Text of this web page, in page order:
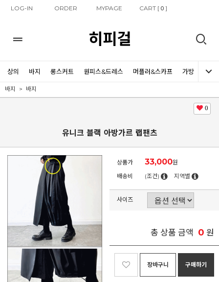
LOG-IN ORDER MYPAGE CART [0 ]
히피걸
상의 바지 롱스커트 원피스&드레스 머플러&스카프 가방 신발
바지 바지
0
유니크 블랙 아방가르 랩팬츠
상품가 33,000원
배송비
(조건) 지역별
사이즈
총 상품 금액 0 원
장바구니 구매하기